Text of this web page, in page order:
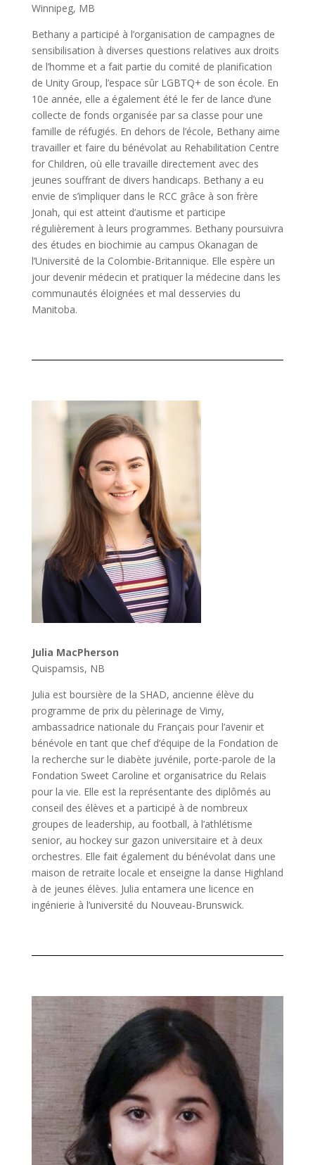
Winnipeg, MB
Bethany a participé à l’organisation de campagnes de
sensibilisation à diverses questions relatives aux droits
de l’homme et a fait partie du comité de planification
de Unity Group, l’espace sûr LGBTQ+ de son école. En
10e année, elle a également été le fer de lance d’une
collecte de fonds organisée par sa classe pour une
famille de réfugiés. En dehors de l’école, Bethany aime
travailler et faire du bénévolat au Rehabilitation Centre
for Children, où elle travaille directement avec des
jeunes souffrant de divers handicaps. Bethany a eu
envie de s’impliquer dans le RCC grâce à son frère
Jonah, qui est atteint d’autisme et participe
régulièrement à leurs programmes. Bethany poursuivra
des études en biochimie au campus Okanagan de
l’Université de la Colombie-Britannique. Elle espère un
jour devenir médecin et pratiquer la médecine dans les
communautés éloignées et mal desservies du
Manitoba.
Julia MacPherson
Quispamsis, NB
Julia est boursière de la SHAD, ancienne élève du
programme de prix du pèlerinage de Vimy,
ambassadrice nationale du Français pour l’avenir et
bénévole en tant que chef d’équipe de la Fondation de
la recherche sur le diabète juvénile, porte-parole de la
Fondation Sweet Caroline et organisatrice du Relais
pour la vie. Elle est la représentante des diplômés au
conseil des élèves et a participé à de nombreux
groupes de leadership, au football, à l’athlétisme
senior, au hockey sur gazon universitaire et à deux
orchestres. Elle fait également du bénévolat dans une
maison de retraite locale et enseigne la danse Highland
à de jeunes élèves. Julia entamera une licence en
ingénierie à l’université du Nouveau-Brunswick.